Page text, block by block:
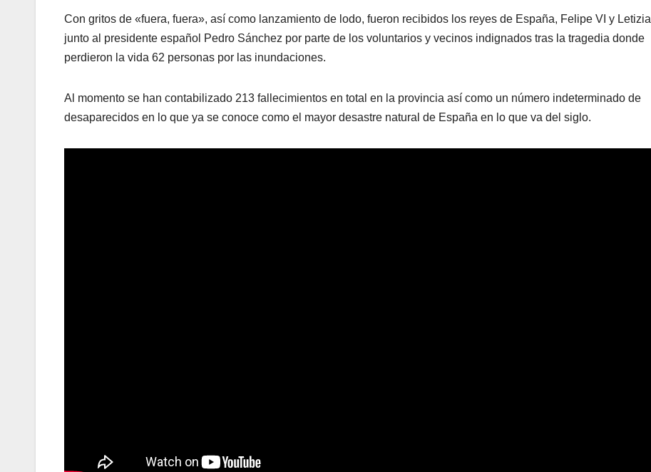
Con gritos de «fuera, fuera», así como lanzamiento de lodo, fueron recibidos los reyes de España, Felipe VI y Letizia
junto al presidente español Pedro Sánchez por parte de los voluntarios y vecinos indignados tras la tragedia donde
perdieron la vida 62 personas por las inundaciones.
Al momento se han contabilizado 213 fallecimientos en total en la provincia así como un número indeterminado de
desaparecidos en lo que ya se conoce como el mayor desastre natural de España en lo que va del siglo.